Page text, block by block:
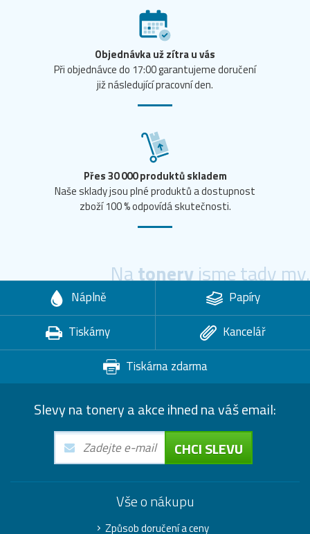
Objednávka už zítra u vás
Při objednávce do 17:00 garantujeme doručení
již následující pracovní den.
Přes 30 000 produktů skladem
Naše sklady jsou plné produktů a dostupnost
zboží 100 % odpovídá skutečnosti.
Natoneryjsme tady my.
Náplně
Papíry
Tiskárny
Kancelář
Tiskárna zdarma
Slevy na tonery a akce ihned na váš email:
CHCI SLEVU
Vše o nákupu
Způsob doručení a ceny